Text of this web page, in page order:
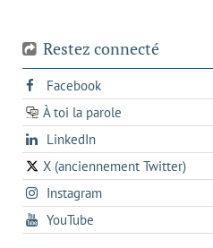
Restez connecté
Facebooks'ouvre
dans
un
onglet
À toi la parole
opens
in
a
new
tab
LinkedInopens
in
a
new
X (anciennement Twitter)
s'ouvre
dans
un
nouvel
Instagrams'ouvre
dans
un
YouTube
dans